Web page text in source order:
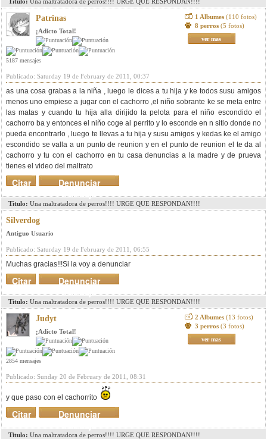
Patrinas
¡Adicto Total!
5187 mensajes
1 Albumes (110 fotos)
8 perros (5 fotos)
ver mas
Publicado: Saturday 19 de February de 2011, 00:37
as una cosa grabas a la niña , luego le dices a tu hija y ke todos susu amigos
menos uno empiese a jugar con el cachorro ,el niño sobrante ke se meta entre
las matas y cuando tu hija alla dirijido la pelota para el niño escondido el
cachorro ba y entonces el niño coge al perrito y lo esconde en n sitio donde no
pueda encontrarlo , luego te llevas a tu hija y susu amigos y kedas ke el amigo
escondido se valla a un punto de reunion y en el punto de reunion el te da al
cachorro y tu con el cachorro en tu casa denuncias a la madre y de prueva
tienes el video del maltrato
Denunciar
mensaje
Citar
Titulo: Una maltratadora de perros!!!! URGE QUE RESPONDAN!!!!
Silverdog
Antiguo Usuario
Publicado: Saturday 19 de February de 2011, 06:55
Muchas gracias!!!Si la voy a denunciar
Denunciar
mensaje
Citar
Titulo: Una maltratadora de perros!!!! URGE QUE RESPONDAN!!!!
Judyt
¡Adicto Total!
2854 mensajes
2 Albumes (13 fotos)
3 perros (3 fotos)
ver mas
Publicado: Sunday 20 de February de 2011, 08:31
y que paso con el cachorrito
Denunciar
mensaje
Citar
Titulo: Una maltratadora de perros!!!! URGE QUE RESPONDAN!!!!